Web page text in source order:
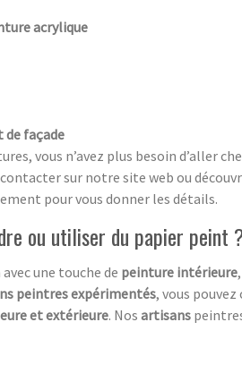
acrylique
façade
vous n’avez plus besoin d’aller
sur notre site web ou
pour vous donner les détails.
ou utiliser du papier peint
une touche de peinture intérieure
peintres expérimentés, vous
et extérieure. Nos artisans